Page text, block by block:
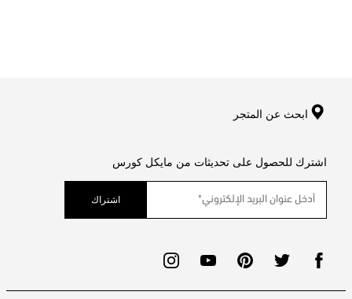
ابحث عن المتجر
اشترك للحصول على تحديثات من مايكل كورس
اشتراك